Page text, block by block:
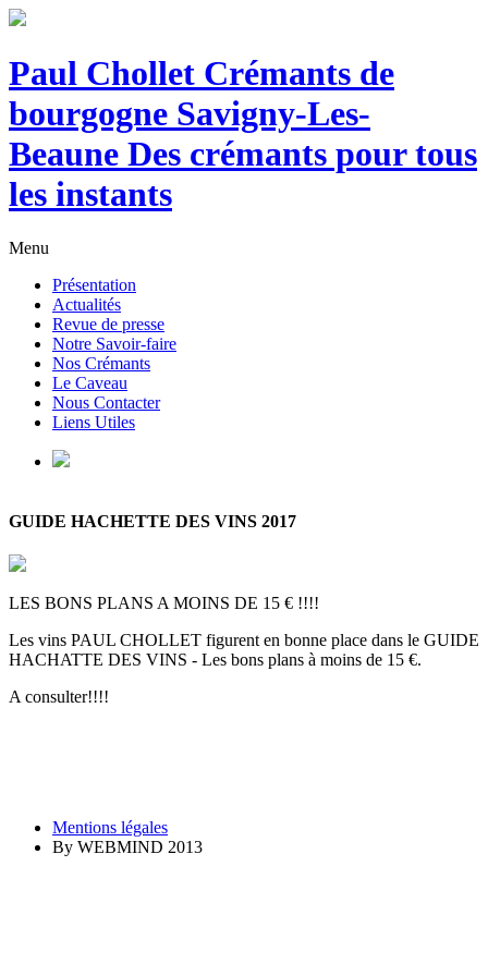
Paul Chollet Crémants de
bourgogne Savigny-Les-
Beaune Des crémants pour tous
les instants
Menu
Présentation
Actualités
Revue de presse
Notre Savoir-faire
Nos Crémants
Le Caveau
Nous Contacter
Liens Utiles
GUIDE HACHETTE DES VINS 2017
LES BONS PLANS A MOINS DE 15 € !!!!
Les vins PAUL CHOLLET figurent en bonne place dans le GUIDE
HACHATTE DES VINS - Les bons plans à moins de 15 €.
A consulter!!!!
Mentions légales
By WEBMIND 2013